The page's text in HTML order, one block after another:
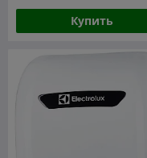
Купить